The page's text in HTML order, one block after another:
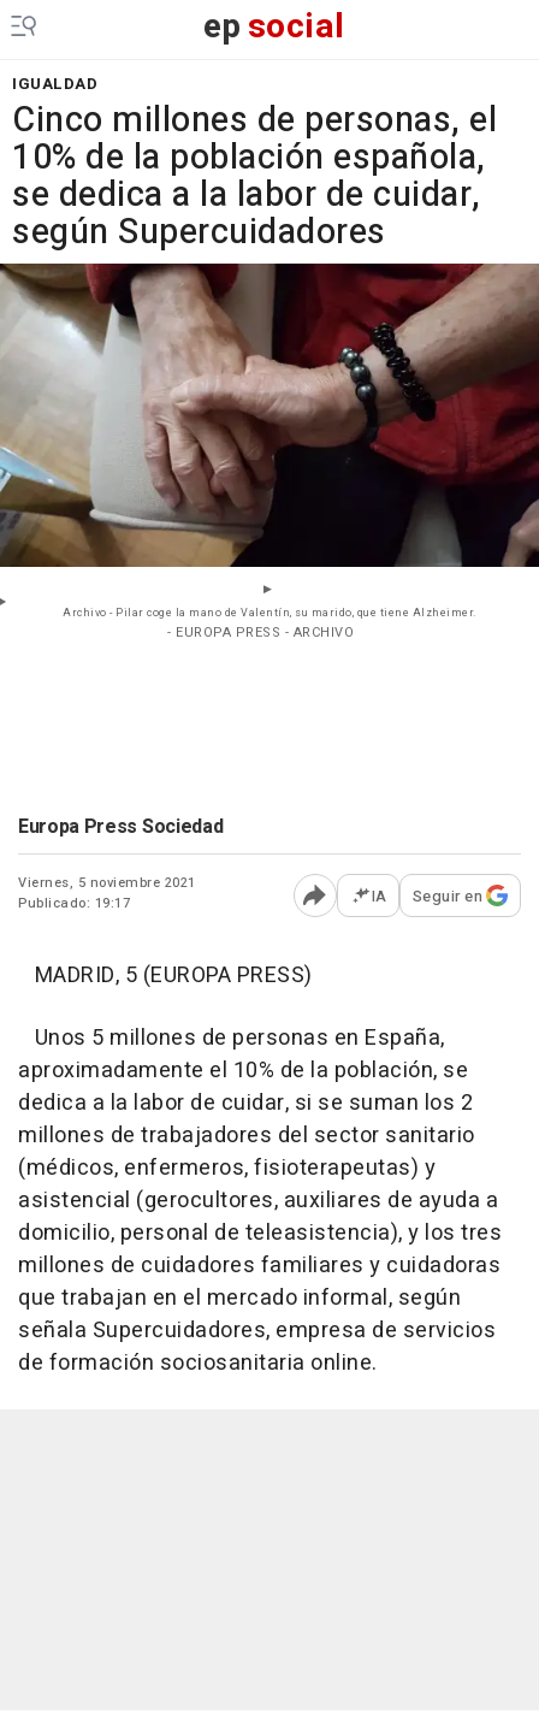
epsocial
IGUALDAD
Cinco millones de personas, el
10% de la población española,
se dedica a la labor de cuidar,
según Supercuidadores
Archivo - Pilar coge la mano de Valentín, su marido, que tiene Alzheimer.
- EUROPA PRESS - ARCHIVO
Europa Press Sociedad
Viernes, 5 noviembre 2021
Publicado: 19:17
Abrir opciones para
IA Seguir en
MADRID, 5 (EUROPA PRESS)
Unos 5 millones de personas en España,
aproximadamente el 10% de la población, se
dedica a la labor de cuidar, si se suman los 2
millones de trabajadores del sector sanitario
(médicos, enfermeros, fisioterapeutas) y
asistencial (gerocultores, auxiliares de ayuda a
domicilio, personal de teleasistencia), y los tres
millones de cuidadores familiares y cuidadoras
que trabajan en el mercado informal, según
señala Supercuidadores, empresa de servicios
de formación sociosanitaria online.